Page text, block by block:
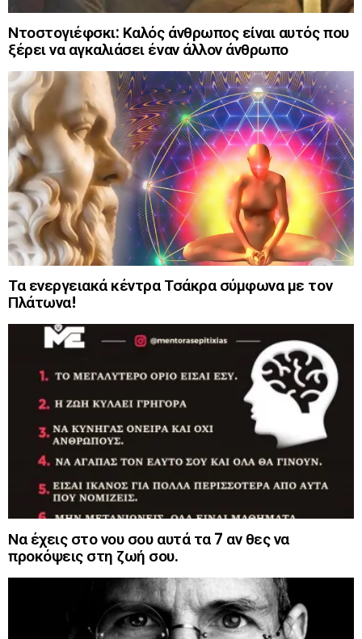
Ντοστογιέφσκι: Καλός άνθρωπος είναι αυτός που
ξέρει να αγκαλιάσει έναν άλλον άνθρωπο
Τα ενεργειακά κέντρα Τσάκρα σύμφωνα με τον
Πλάτωνα!
Να έχεις στο νου σου αυτά τα 7 αν θες να
προκόψεις στη ζωή σου.